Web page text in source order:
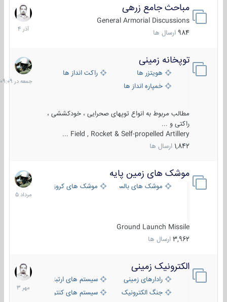
مباحث جامع زرهی
General Armorial Discussions
984 ارسال ها
7
آذر
1404
توپخانه زمینی
هویتزر ها
راکت انداز ها
خمپاره انداز ها
مطالب مربوط به انواع توپهای صحرایی ، خودکششی ،
راکتی و ...
Field , Rocket & Self-propelled Artillery ...
1,842 ارسال ها
جمعه
در
09:09
موشک های زمین پایه
موشک های بالستیک موشک های کروز
Ground Launch Missile
3,962 ارسال ها
2
مرداد
1405
الکترونیک زمینی
رادارهای زمینی
سیستم های ارتباطی و جمع آوری
جنگ الکترونیک
سیستم های کنترل آتش و تجهیزات
1
مهر
1403